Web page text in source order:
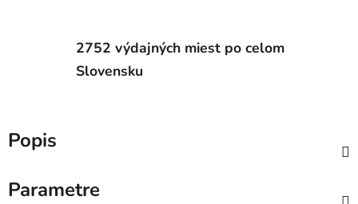
2752 výdajných miest po celom
Slovensku
Popis
Parametre